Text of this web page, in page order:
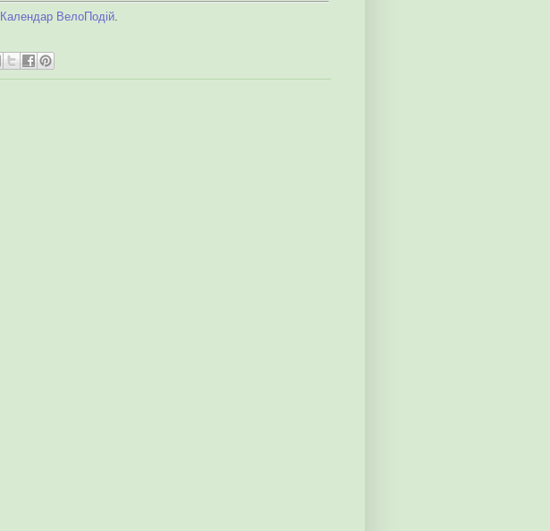
Календар ВелоПодій